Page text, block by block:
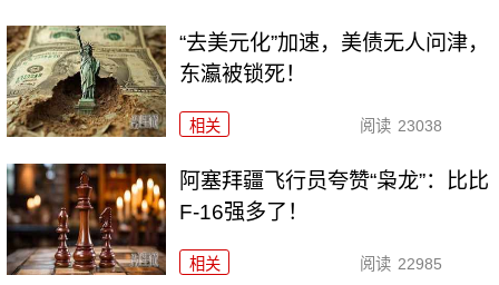
“去美元化”加速，美债无人问津，
东瀛被锁死！
相关 阅读 23038
阿塞拜疆飞行员夸赞“枭龙”：比比
F-16强多了！
相关 阅读 22985